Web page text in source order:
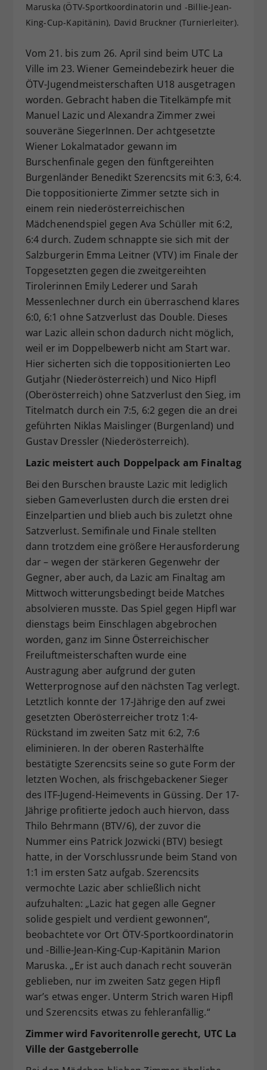
Maruska (ÖTV-Sportkoordinatorin und -Billie-Jean-
King-Cup-Kapitänin), David Bruckner (Turnierleiter).
Vom 21. bis zum 26. April sind beim UTC La
Ville im 23. Wiener Gemeindebezirk heuer die
ÖTV-Jugendmeisterschaften U18 ausgetragen
worden. Gebracht haben die Titelkämpfe mit
Manuel Lazic und Alexandra Zimmer zwei
souveräne SiegerInnen. Der achtgesetzte
Wiener Lokalmatador gewann im
Burschenfinale gegen den fünftgereihten
Burgenländer Benedikt Szerencsits mit 6:3, 6:4.
Die toppositionierte Zimmer setzte sich in
einem rein niederösterreichischen
Mädchenendspiel gegen Ava Schüller mit 6:2,
6:4 durch. Zudem schnappte sie sich mit der
Salzburgerin Emma Leitner (VTV) im Finale der
Topgesetzten gegen die zweitgereihten
Tirolerinnen Emily Lederer und Sarah
Messenlechner durch ein überraschend klares
6:0, 6:1 ohne Satzverlust das Double. Dieses
war Lazic allein schon dadurch nicht möglich,
weil er im Doppelbewerb nicht am Start war.
Hier sicherten sich die toppositionierten Leo
Gutjahr (Niederösterreich) und Nico Hipfl
(Oberösterreich) ohne Satzverlust den Sieg, im
Titelmatch durch ein 7:5, 6:2 gegen die an drei
geführten Niklas Maislinger (Burgenland) und
Gustav Dressler (Niederösterreich).
Lazic meistert auch Doppelpack am Finaltag
Bei den Burschen brauste Lazic mit lediglich
sieben Gameverlusten durch die ersten drei
Einzelpartien und blieb auch bis zuletzt ohne
Satzverlust. Semifinale und Finale stellten
dann trotzdem eine größere Herausforderung
dar – wegen der stärkeren Gegenwehr der
Gegner, aber auch, da Lazic am Finaltag am
Mittwoch witterungsbedingt beide Matches
absolvieren musste. Das Spiel gegen Hipfl war
dienstags beim Einschlagen abgebrochen
worden, ganz im Sinne Österreichischer
Freiluftmeisterschaften wurde eine
Austragung aber aufgrund der guten
Wetterprognose auf den nächsten Tag verlegt.
Letztlich konnte der 17-Jährige den auf zwei
gesetzten Oberösterreicher trotz 1:4-
Rückstand im zweiten Satz mit 6:2, 7:6
eliminieren. In der oberen Rasterhälfte
bestätigte Szerencsits seine so gute Form der
letzten Wochen, als frischgebackener Sieger
des ITF-Jugend-Heimevents in Güssing. Der 17-
Jährige profitierte jedoch auch hiervon, dass
Thilo Behrmann (BTV/6), der zuvor die
Nummer eins Patrick Jozwicki (BTV) besiegt
hatte, in der Vorschlussrunde beim Stand von
1:1 im ersten Satz aufgab. Szerencsits
vermochte Lazic aber schließlich nicht
aufzuhalten: „Lazic hat gegen alle Gegner
solide gespielt und verdient gewonnen“,
beobachtete vor Ort ÖTV-Sportkoordinatorin
und -Billie-Jean-King-Cup-Kapitänin Marion
Maruska. „Er ist auch danach recht souverän
geblieben, nur im zweiten Satz gegen Hipfl
war’s etwas enger. Unterm Strich waren Hipfl
und Szerencsits etwas zu fehleranfällig.“
Zimmer wird Favoritenrolle gerecht, UTC La
Ville der Gastgeberrolle
Zweck
Dieser Wert speichert Ihre Consent-
Einstellungen. Unter anderem eine
historische Speicherung Ihrer
vorgenommen Einstellungen, falls der
Webseiten-Betreiber dies eingestellt